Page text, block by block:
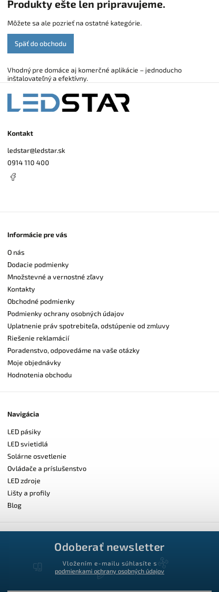
Produkty ešte len pripravujeme.
Môžete sa ale pozrieť na ostatné kategórie.
Späť do obchodu
Vhodný pre domáce aj komerčné aplikácie – jednoducho
inštalovateľný a efektívny.
Kontakt
ledstar@ledstar.sk
0914 110 400
Informácie pre vás
O nás
Dodacie podmienky
Množstevné a vernostné zľavy
Kontakty
Obchodné podmienky
Podmienky ochrany osobných údajov
Uplatnenie práv spotrebiteľa, odstúpenie od zmluvy
Riešenie reklamácií
Poradenstvo, odpovedáme na vaše otázky
Moje objednávky
Hodnotenia obchodu
Navigácia
LED pásiky
LED svietidlá
Solárne osvetlenie
Ovládače a príslušenstvo
LED zdroje
Lišty a profily
Blog
Odoberať newsletter
Vložením e-mailu súhlasíte s
podmienkami ochrany osobných údajov